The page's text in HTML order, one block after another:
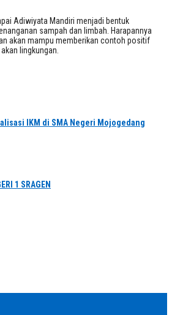
Adiwiyata Mandiri menjadi bentuk
sampah dan limbah. Harapannya
akan mampu memberikan contoh positif
lingkungan.
IKM di SMA Negeri Mojogedang
1 SRAGEN